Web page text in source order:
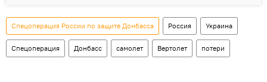
Спецоперация России по защите Донбасса Россия Украина
Спецоперация Донбасс самолет Вертолет потери